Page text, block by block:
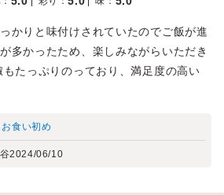
かりと味付けされていたのでご飯が進
多かったため、楽しみながらいただき
もたっぷりのっており、満足度の高い
お食い初め
2024/06/10